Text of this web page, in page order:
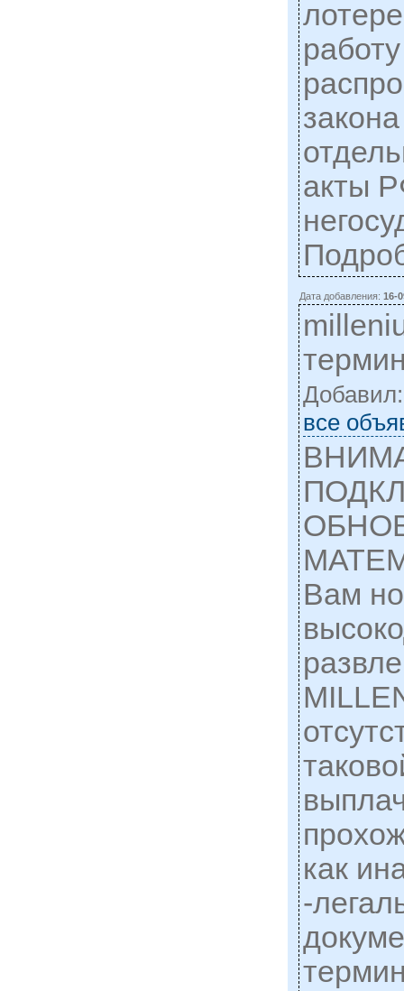
акты
Дата добавления: 16-
все
Вам
как
-